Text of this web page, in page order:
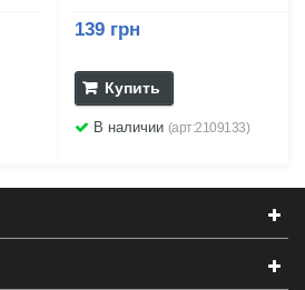
139 грн
Купить
В наличии (арт:2109133)